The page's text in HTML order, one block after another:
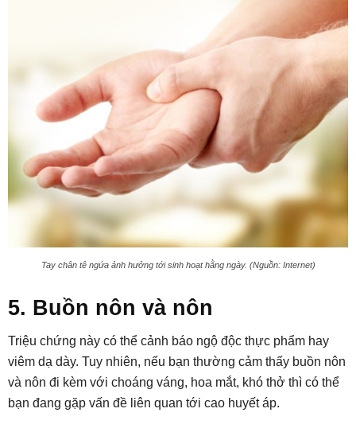
Tay chân tê ngứa ảnh hưởng tới sinh hoạt hằng ngày. (Nguồn: Internet)
5. Buồn nôn và nôn
Triệu chứng này có thể cảnh báo ngộ độc thực phẩm hay
viêm dạ dày. Tuy nhiên, nếu bạn thường cảm thấy buồn nôn
và nôn đi kèm với choáng váng, hoa mắt, khó thở thì có thể
bạn đang gặp vấn đề liên quan tới cao huyết áp.